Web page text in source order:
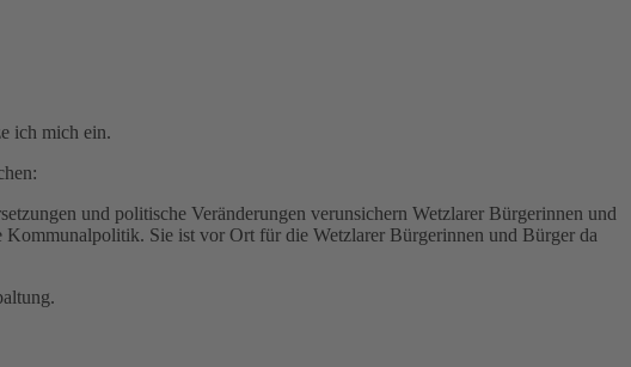
ich mich ein.
und politische Veränderungen verunsichern Wetzlarer Bürgerinnen und
Sie ist vor Ort für die Wetzlarer Bürgerinnen und Bürger da